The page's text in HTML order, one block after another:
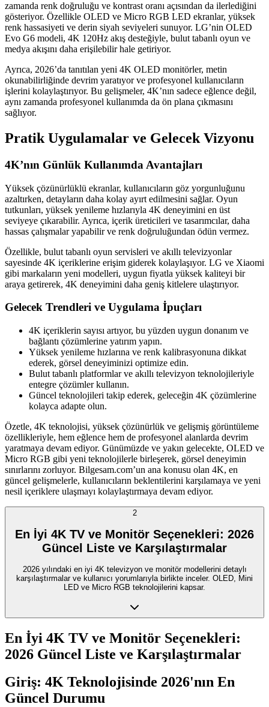
zamanda renk doğruluğu ve kontrast oranı açısından da ilerlediğini
gösteriyor. Özellikle OLED ve Micro RGB LED ekranlar, yüksek
renk hassasiyeti ve derin siyah seviyeleri sunuyor. LG’nin OLED
Evo G6 modeli, 4K 120Hz akış desteğiyle, bulut tabanlı oyun ve
medya akışını daha erişilebilir hale getiriyor.
Ayrıca, 2026’da tanıtılan yeni 4K OLED monitörler, metin
okunabilirliğinde devrim yaratıyor ve profesyonel kullanıcıların
işlerini kolaylaştırıyor. Bu gelişmeler, 4K’nın sadece eğlence değil,
aynı zamanda profesyonel kullanımda da ön plana çıkmasını
sağlıyor.
Pratik Uygulamalar ve Gelecek Vizyonu
4K’nın Günlük Kullanımda Avantajları
Yüksek çözünürlüklü ekranlar, kullanıcıların göz yorgunluğunu
azaltırken, detayların daha kolay ayırt edilmesini sağlar. Oyun
tutkunları, yüksek yenileme hızlarıyla 4K deneyimini en üst
seviyeye çıkarabilir. Ayrıca, içerik üreticileri ve tasarımcılar, daha
hassas çalışmalar yapabilir ve renk doğruluğundan ödün vermez.
Özellikle, bulut tabanlı oyun servisleri ve akıllı televizyonlar
sayesinde 4K içeriklerine erişim giderek kolaylaşıyor. LG ve Xiaomi
gibi markaların yeni modelleri, uygun fiyatla yüksek kaliteyi bir
araya getirerek, 4K deneyimini daha geniş kitlelere ulaştırıyor.
Gelecek Trendleri ve Uygulama İpuçları
4K içeriklerin sayısı artıyor, bu yüzden uygun donanım ve
bağlantı çözümlerine yatırım yapın.
Yüksek yenileme hızlarına ve renk kalibrasyonuna dikkat
ederek, görsel deneyiminizi optimize edin.
Bulut tabanlı platformlar ve akıllı televizyon teknolojileriyle
entegre çözümler kullanın.
Güncel teknolojileri takip ederek, geleceğin 4K çözümlerine
kolayca adapte olun.
Özetle, 4K teknolojisi, yüksek çözünürlük ve gelişmiş görüntüleme
özellikleriyle, hem eğlence hem de profesyonel alanlarda devrim
yaratmaya devam ediyor. Günümüzde ve yakın gelecekte, OLED ve
Micro RGB gibi yeni teknolojilerle birleşerek, görsel deneyimin
sınırlarını zorluyor. Bilgesam.com’un ana konusu olan 4K, en
güncel gelişmelerle, kullanıcıların beklentilerini karşılamaya ve yeni
nesil içeriklere ulaşmayı kolaylaştırmaya devam ediyor.
2
En İyi 4K TV ve Monitör Seçenekleri: 2026
Güncel Liste ve Karşılaştırmalar
2026 yılındaki en iyi 4K televizyon ve monitör modellerini detaylı
karşılaştırmalar ve kullanıcı yorumlarıyla birlikte inceler. OLED, Mini
LED ve Micro RGB teknolojilerini kapsar.
En İyi 4K TV ve Monitör Seçenekleri:
2026 Güncel Liste ve Karşılaştırmalar
Giriş: 4K Teknolojisinde 2026'nın En
Güncel Durumu